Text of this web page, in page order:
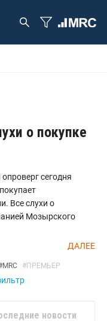
о покупке
сегодня
Все слухи о
Мозырского
ДАЛЕЕ
MRC #ПРЕМЬЕР
новости